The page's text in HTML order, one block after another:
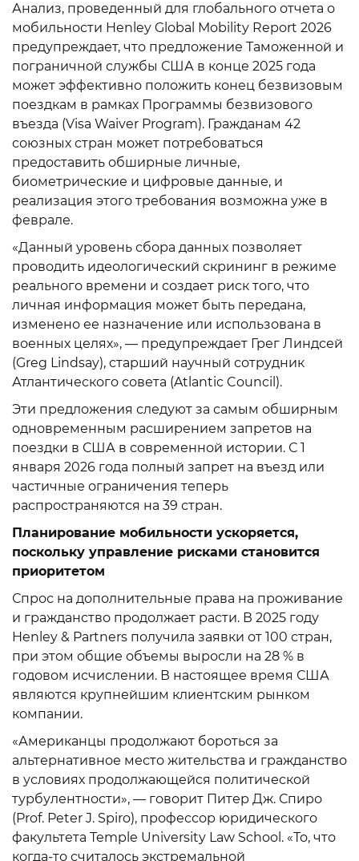
Анализ, проведенный для глобального отчета о
мобильности Henley Global Mobility Report 2026
предупреждает, что предложение Таможенной и
пограничной службы США в конце 2025 года
может эффективно положить конец безвизовым
поездкам в рамках Программы безвизового
въезда (Visa Waiver Program). Гражданам 42
союзных стран может потребоваться
предоставить обширные личные,
биометрические и цифровые данные, и
реализация этого требования возможна уже в
феврале.
«Данный уровень сбора данных позволяет
проводить идеологический скрининг в режиме
реального времени и создает риск того, что
личная информация может быть передана,
изменено ее назначение или использована в
военных целях», — предупреждает Грег Линдсей
(Greg Lindsay), старший научный сотрудник
Атлантического совета (Atlantic Council).
Эти предложения следуют за самым обширным
одновременным расширением запретов на
поездки в США в современной истории. С 1
января 2026 года полный запрет на въезд или
частичные ограничения теперь
распространяются на 39 стран.
Планирование мобильности ускоряется,
поскольку управление рисками становится
приоритетом
Спрос на дополнительные права на проживание
и гражданство продолжает расти. В 2025 году
Henley & Partners получила заявки от 100 стран,
при этом общие объемы выросли на 28 % в
годовом исчислении. В настоящее время США
являются крупнейшим клиентским рынком
компании.
«Американцы продолжают бороться за
альтернативное место жительства и гражданство
в условиях продолжающейся политической
турбулентности», — говорит Питер Дж. Спиро
(Prof. Peter J. Spiro), профессор юридического
факультета Temple University Law School. «То, что
когда-то считалось экстремальной